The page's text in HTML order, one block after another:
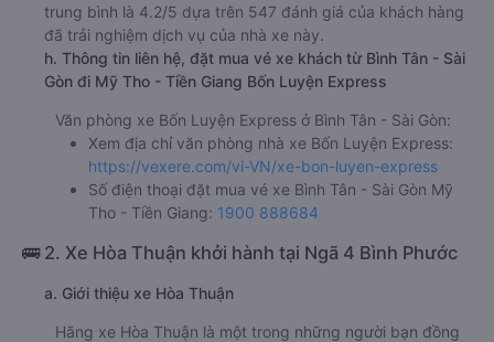
trung bình là 4.2/5 dựa trên 547 đánh giá của khách hàng
đã trải nghiệm dịch vụ của nhà xe này.
h. Thông tin liên hệ, đặt mua vé xe khách từ Bình Tân - Sài
Gòn đi Mỹ Tho - Tiền Giang Bốn Luyện Express
Văn phòng xe Bốn Luyện Express ở Bình Tân - Sài Gòn:
Xem địa chỉ văn phòng nhà xe Bốn Luyện Express:
https://vexere.com/vi-VN/xe-bon-luyen-express
Số điện thoại đặt mua vé xe Bình Tân - Sài Gòn Mỹ
Tho - Tiền Giang: 1900 888684
🚌 2. Xe Hòa Thuận khởi hành tại Ngã 4 Bình Phước
a. Giới thiệu xe Hòa Thuận
Hãng xe Hòa Thuận là một trong những người bạn đồng